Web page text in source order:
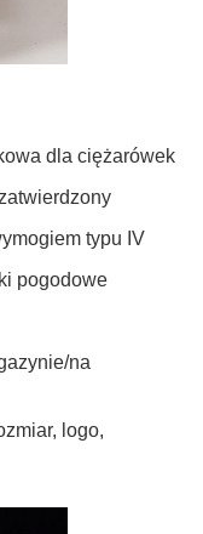
dla ciężarówek
typu IV
pogodowe
na
logo,